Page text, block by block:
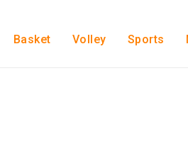
Basket Volley Sports